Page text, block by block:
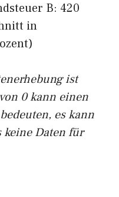
B: 420
in
ist
0 kann einen
es kann
keine Daten für